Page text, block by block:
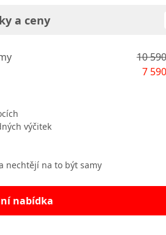
a ceny
10
7
výčitek
nechtějí na to být samy
nabídka